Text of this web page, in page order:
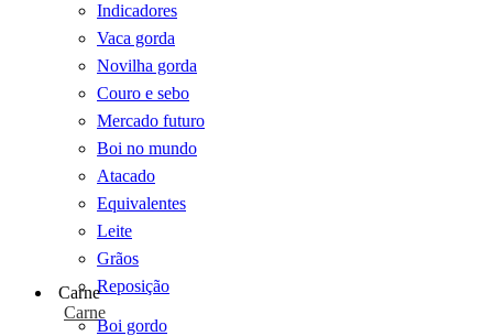
Indicadores
Vaca gorda
Novilha gorda
Couro e sebo
Mercado futuro
Boi no mundo
Atacado
Equivalentes
Leite
Grãos
Reposição
Carne
Carne
Boi gordo